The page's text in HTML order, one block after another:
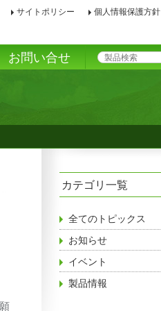
お問い合せ
サイトポリシー 個人情報保護方針
カテゴリ一覧
全てのトピックス
お知らせ
イベント
製品情報